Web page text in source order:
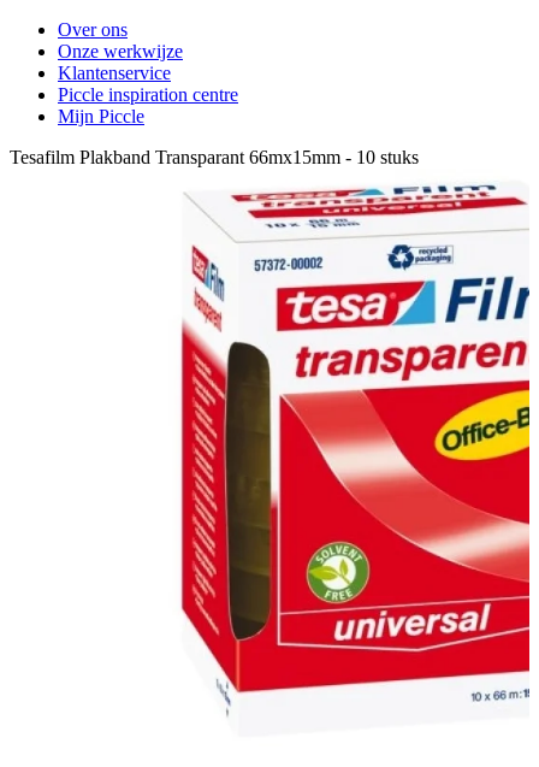
Over ons
Onze werkwijze
Klantenservice
Piccle inspiration centre
Mijn Piccle
Tesafilm Plakband Transparant 66mx15mm - 10 stuks